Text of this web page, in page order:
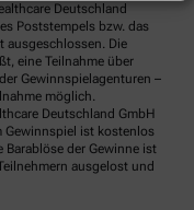
Deutschland
Poststempels bzw. das
ausgeschlossen. Die
eine Teilnahme über
Gewinnspielagenturen –
möglich.
Deutschland GmbH
Gewinnspiel ist kostenlos
der Gewinne ist
ausgelost und